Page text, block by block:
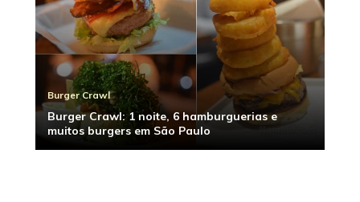
Burger Crawl
Burger Crawl: 1 noite, 6 hamburguerias e
muitos burgers em São Paulo